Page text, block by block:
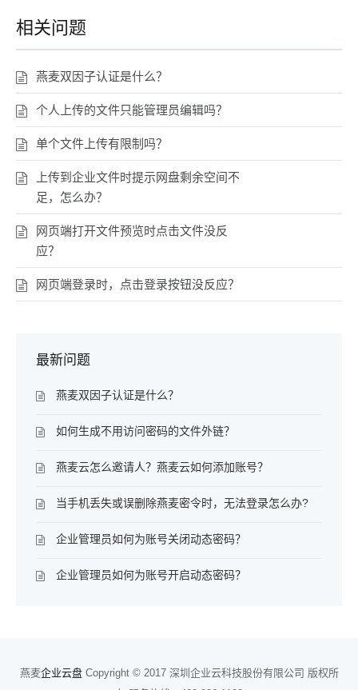
相关问题
燕麦双因子认证是什么？
个人上传的文件只能管理员编辑吗？
单个文件上传有限制吗？
上传到企业文件时提示网盘剩余空间不
足，怎么办？
网页端打开文件预览时点击文件没反
应？
网页端登录时，点击登录按钮没反应？
最新问题
燕麦双因子认证是什么？
如何生成不用访问密码的文件外链？
燕麦云怎么邀请人？燕麦云如何添加账号？
当手机丢失或误删除燕麦密令时，无法登录怎么办?
企业管理员如何为账号关闭动态密码？
企业管理员如何为账号开启动态密码？
燕麦企业云盘Copyright © 2017 深圳企业云科技股份有限公司 版权所